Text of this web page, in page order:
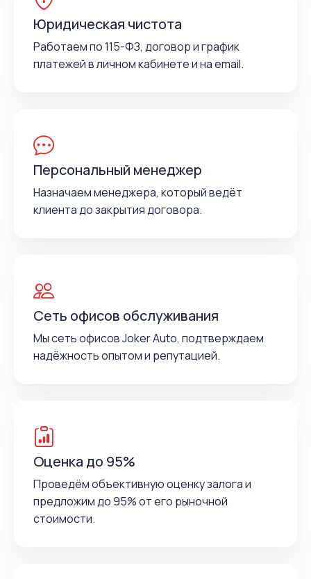
Юридическая чистота
Работаем по 115-ФЗ, договор и график
платежей в личном кабинете и на email.
Персональный менеджер
Назначаем менеджера, который ведёт
клиента до закрытия договора.
Сеть офисов обслуживания
Мы сеть офисов Joker Auto, подтверждаем
надёжность опытом и репутацией.
Оценка до 95%
Проведём объективную оценку залога и
предложим до 95% от его рыночной
стоимости.